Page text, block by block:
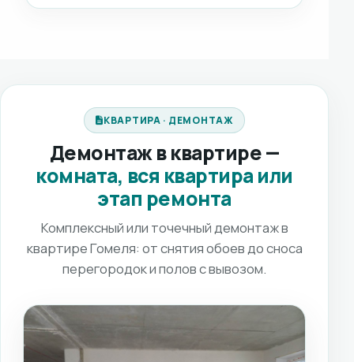
КВАРТИРА · ДЕМОНТАЖ
Демонтаж в квартире —
комната, вся квартира или
этап ремонта
Комплексный или точечный демонтаж в
квартире Гомеля: от снятия обоев до сноса
перегородок и полов с вывозом.